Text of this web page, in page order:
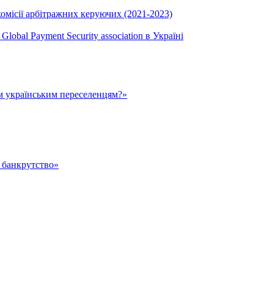
арбітражних керуючих (2021-2023)
Payment Security association в Україні
переселенцям?»